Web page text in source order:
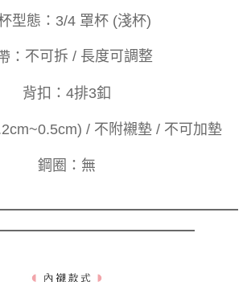
型態： 3/4 罩杯 (淺杯)
： 不可拆 / 長度可調整
背扣 ： 4排3釦
/ 不附襯墊 / 不可加墊
鋼圈： 無